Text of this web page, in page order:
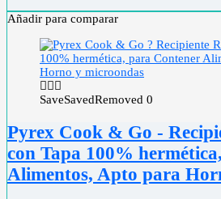
Añadir para comparar
SaveSavedRemoved 0
Pyrex Cook & Go -
con Tapa 100%
Alimentos, Apto para